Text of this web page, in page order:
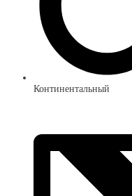
Континентальный